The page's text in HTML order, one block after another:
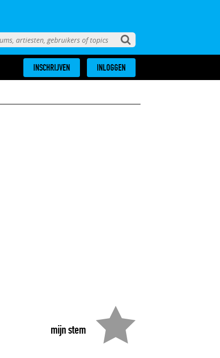
INSCHRIJVEN INLOGGEN
mijn stem